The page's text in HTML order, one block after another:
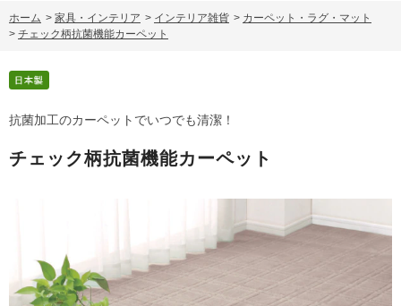
ホーム > 家具・インテリア > インテリア雑貨 > カーペット・ラグ・マット
> チェック柄抗菌機能カーペット
抗菌加工のカーペットでいつでも清潔！
チェック柄抗菌機能カーペット